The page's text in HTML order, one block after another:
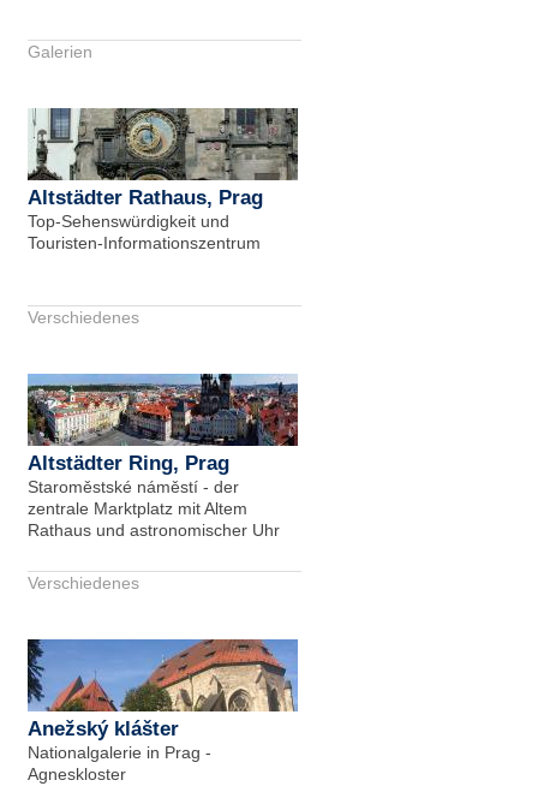
Galerien
Altstädter Rathaus, Prag
Top-Sehenswürdigkeit und
Touristen-Informationszentrum
Verschiedenes
Altstädter Ring, Prag
Staroměstské náměstí - der
zentrale Marktplatz mit Altem
Rathaus und astronomischer Uhr
Verschiedenes
Anežský klášter
Nationalgalerie in Prag -
Agneskloster